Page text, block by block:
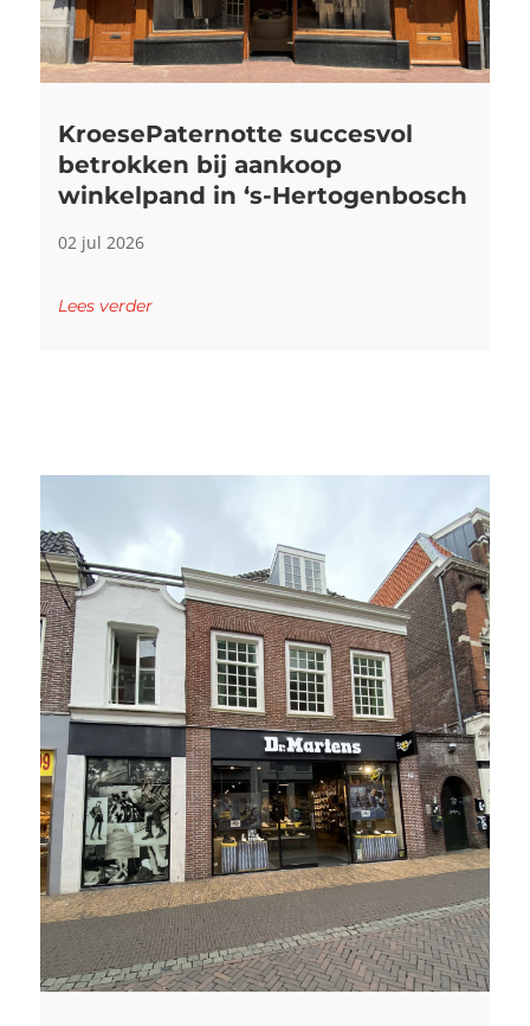
KroesePaternotte succesvol
betrokken bij aankoop
winkelpand in ‘s-Hertogenbosch
02 jul 2026
Lees verder